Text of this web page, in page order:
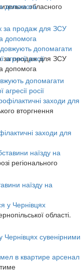
обласного
за продаж для ЗСУ
допомога
за продаж для ЗСУ
допомога
допомагати
росії
вторгнення
заходи для
регіонального
наїзду на
області.
сувенірними